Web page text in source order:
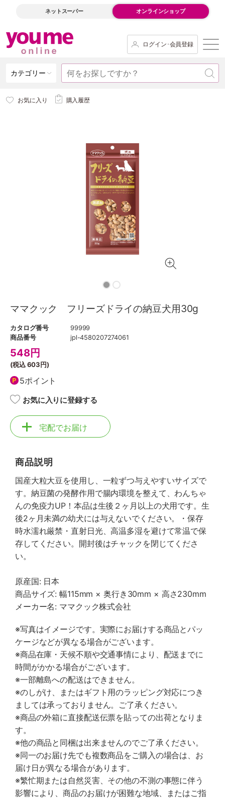
ネットスーパー オンラインショップ
ログイン･会員登録
カテゴリー
お気に入り 購入履歴
ママクック フリーズドライの納豆犬用30g
カタログ番号
99999
商品番号
jpl-4580207274061
548円
(税込603円)
5ポイント
お気に入りに登録する
宅配でお届け
商品説明
国産大粒大豆を使用し、一粒ずつ与えやすいサイズで
す。納豆菌の発酵作用で腸内環境を整えて、わんちゃ
んの免疫力UP！本品は生後２ヶ月以上の犬用です。生
後2ヶ月未満の幼犬には与えないでください。・保存
時水濡れ厳禁・直射日光、高温多湿を避けて常温で保
存してください。開封後はチャックを閉じてくださ
い。
原産国: 日本
商品サイズ: 幅115mm × 奥行き30mm × 高さ230mm
メーカー名: ママクック株式会社
※写真はイメージです。実際にお届けする商品とパッ
ケージなどが異なる場合がございます。
※商品在庫・天候不順や交通事情により、配送までに
時間がかかる場合がございます。
※一部離島への配送はできません。
※のしがけ、またはギフト用のラッピング対応につき
ましては承っておりません。ご了承ください。
※商品の外箱に直接配送伝票を貼っての出荷となりま
す。
※他の商品と同梱は出来ませんのでご了承ください。
※同一のお届け先でも複数商品をご購入の場合は、お
届け日が異なる場合があります。
※繁忙期または自然災害、その他の不測の事態に伴う
影響により、商品のお届けが困難な地域、またはご指